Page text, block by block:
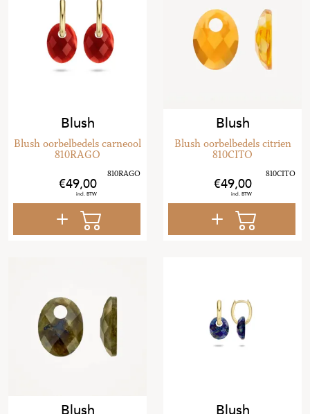
Blush
Blush oorbelbedels carneool
810RAGO
49,00
Blush
Blush oorbelbedels citrien
810CITO
49,00
Blush Blush